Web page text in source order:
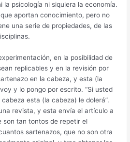
la psicología ni siquiera la economía.
aportan conocimiento, pero no
una serie de propiedades, de las
en la posibilidad de
replicables y en la revisión por
en la cabeza, y esta (la
y lo pongo por escrito. “Si usted
esta (la cabeza) le dolerá”.
revista, y esta envía el artículo a
son tan tontos de repetir el
sartenazos, que no son otra